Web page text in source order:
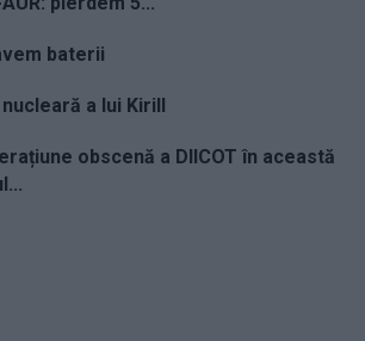
baterii
a lui Kirill
obscenă a DIICOT în această